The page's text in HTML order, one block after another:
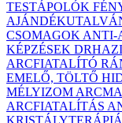
TESTÁPOLÓK
CSOMAGOK ANTI-
KÉPZÉSEK
ARCFIATALÍTÓ
EMELŐ, TÖLTŐ
MÉLYIZOM
ARCFIATALÍTÁS